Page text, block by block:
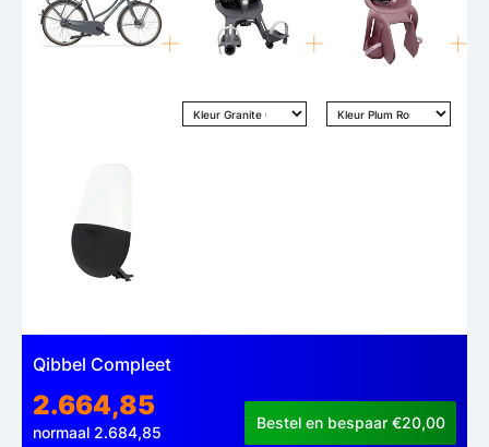
Qibbel Compleet
2.664,85
normaal 2.684,85
Bestel en bespaar €20,00